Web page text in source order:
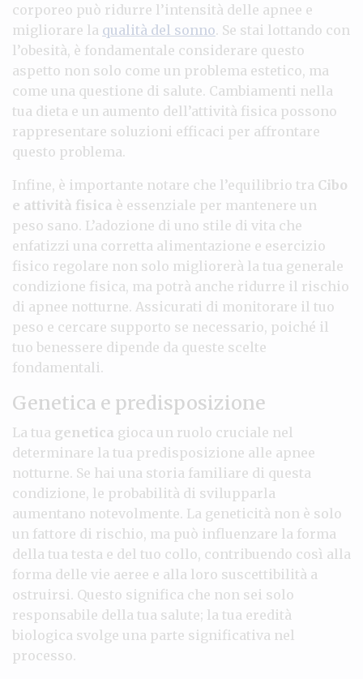
corporeo può ridurre l’intensità delle apnee e
migliorare la qualità del sonno. Se stai lottando con
l’obesità, è fondamentale considerare questo
aspetto non solo come un problema estetico, ma
come una questione di salute. Cambiamenti nella
tua dieta e un aumento dell’attività fisica possono
rappresentare soluzioni efficaci per affrontare
questo problema.
Infine, è importante notare che l’equilibrio tra Cibo
e attività fisica è essenziale per mantenere un
peso sano. L’adozione di uno stile di vita che
enfatizzi una corretta alimentazione e esercizio
fisico regolare non solo migliorerà la tua generale
condizione fisica, ma potrà anche ridurre il rischio
di apnee notturne. Assicurati di monitorare il tuo
peso e cercare supporto se necessario, poiché il
tuo benessere dipende da queste scelte
fondamentali.
Genetica e predisposizione
La tua genetica gioca un ruolo cruciale nel
determinare la tua predisposizione alle apnee
notturne. Se hai una storia familiare di questa
condizione, le probabilità di svilupparla
aumentano notevolmente. La geneticità non è solo
un fattore di rischio, ma può influenzare la forma
della tua testa e del tuo collo, contribuendo così alla
forma delle vie aeree e alla loro suscettibilità a
ostruirsi. Questo significa che non sei solo
responsabile della tua salute; la tua eredità
biologica svolge una parte significativa nel
processo.